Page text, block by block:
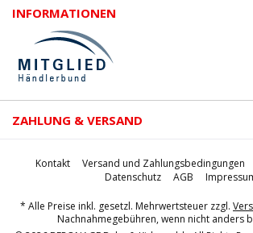
INFORMATIONEN
ZAHLUNG & VERSAND
Kontakt Versand und Zahlungsbedingungen
Datenschutz
AGB
* Alle Preise inkl. gesetzl. Mehrwertsteuer zzgl.
Nachnahmegebühren, wenn nicht anders